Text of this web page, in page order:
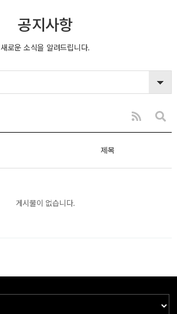
공지사항
새로운 소식을 알려드립니다.
제목
게시물이 없습니다.